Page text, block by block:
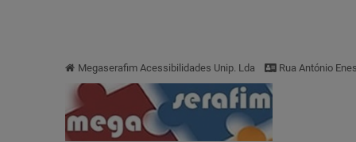
Megaserafim Acessibilidades Unip. Lda Rua António